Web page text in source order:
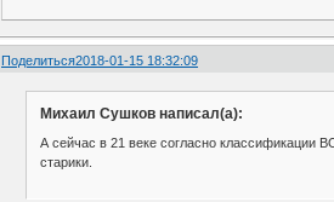
Поделиться2018-01-15 18:32:09
Михаил Сушков написал(а):
А сейчас в 21 веке согласно классификации
старики.